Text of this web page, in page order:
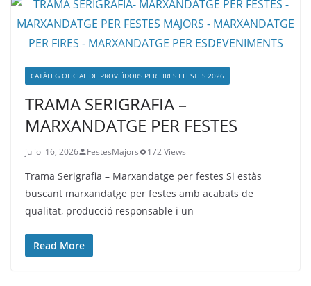
CATÀLEG OFICIAL DE PROVEÏDORS PER FIRES I FESTES 2026
TRAMA SERIGRAFIA –
MARXANDATGE PER FESTES
juliol 16, 2026 FestesMajors 172 Views
Trama Serigrafia – Marxandatge per festes Si estàs
buscant marxandatge per festes amb acabats de
qualitat, producció responsable i un
Read More